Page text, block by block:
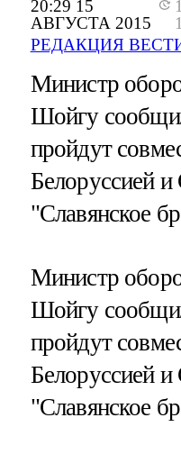
20:29 15
АВГУСТА 2015
РЕДАКЦИЯ
Министр
Шойгу
пройдут
Белоруссией
"Славянское
Министр
Шойгу
пройдут
Белоруссией
"Славянское